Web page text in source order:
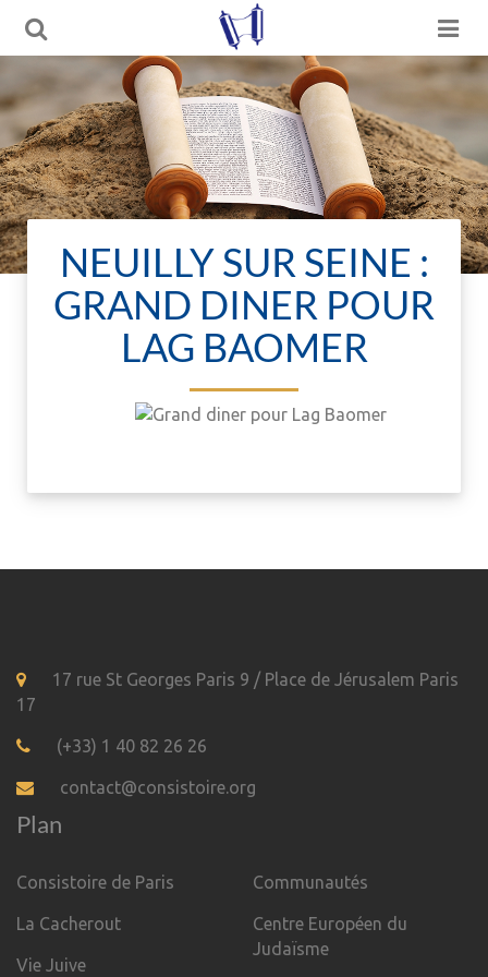
NEUILLY SUR SEINE :
GRAND DINER POUR
LAG BAOMER
17 rue St Georges Paris 9 / Place de Jérusalem Paris
17
(+33) 1 40 82 26 26
contact@consistoire.org
Plan
Consistoire de Paris
La Cacherout
Vie Juive
Communautés
Centre Européen du
Judaïsme